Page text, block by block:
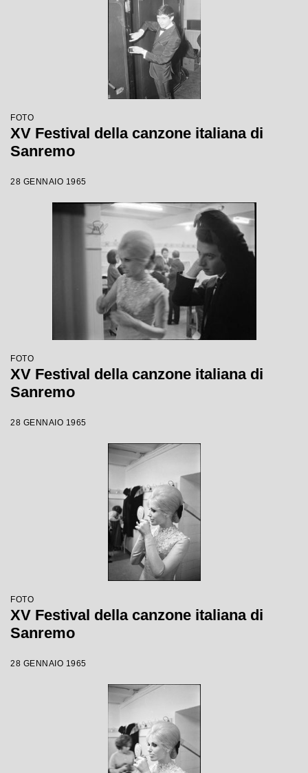
FOTO
XV Festival della canzone italiana di
Sanremo
28 GENNAIO 1965
FOTO
XV Festival della canzone italiana di
Sanremo
28 GENNAIO 1965
FOTO
XV Festival della canzone italiana di
Sanremo
28 GENNAIO 1965